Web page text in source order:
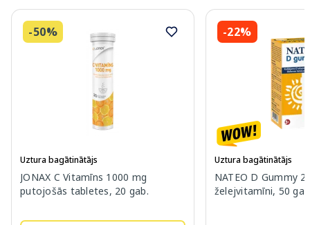
-50%
Uztura bagātinātājs
JONAX C Vitamīns 1000 mg
putojošās tabletes, 20 gab.
-22%
Uztura bagātinātājs
NATEO D Gummy
želejvitamīni, 50